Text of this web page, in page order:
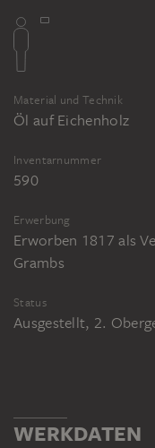
Material und Technik
Öl auf Eichenholz
Inventarnummer
590
Erwerbung
Erworben 1817 als
Grambs
Status
Ausgestellt, 2.
WERKDATEN